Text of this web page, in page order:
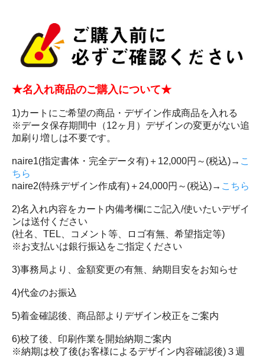
★名入れ商品のご購入について★
1)カートにご希望の商品・デザイン作成商品を入れる
※データ保存期間中（12ヶ月）デザインの変更がない追
加刷り増しは不要です。
naire1(指定書体・完全データ有)＋12,000円～(税込)→ こ
ちら
naire2(特殊デザイン作成有)＋24,000円～(税込)→ こちら
2)名入れ内容をカート内備考欄にご記入/使いたいデザイ
ンは送付ください
(社名、TEL、コメント等、ロゴ有無、希望指定等)
※お支払いは銀行振込をご指定ください
3)事務局より、金額変更の有無、納期目安をお知らせ
4)代金のお振込
5)着金確認後、商品部よりデザイン校正をご案内
6)校了後、印刷作業を開始納期ご案内
※納期は校了後(お客様によるデザイン内容確認後)３週